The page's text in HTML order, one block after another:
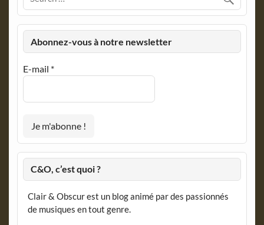
Abonnez-vous à notre newsletter
E-mail *
C&O, c’est quoi ?
Clair & Obscur est un blog animé par des passionnés
de musiques en tout genre.